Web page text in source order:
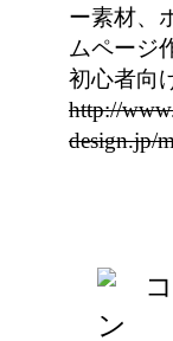
ー素材、
ムページ
初心者向
http://
design.jp/